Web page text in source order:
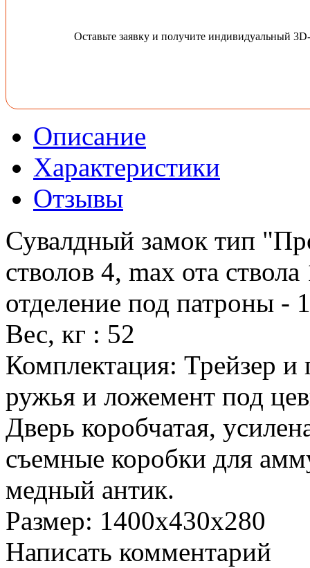
Оставьте заявку и получите индивидуальный
Описание
Характеристики
Отзывы
Сувалдный замок тип
стволов 4, max ота
отделение под патроны -
Вес, кг : 52
Комплектация: Трейзер и
ружья и ложемент под
Дверь коробчатая,
съемные коробки для
медный антик.
Размер: 1400x430x280
Написать комментарий